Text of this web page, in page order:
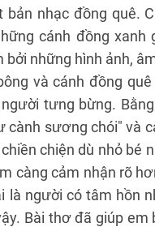
nhạc đồng quê.
cánh đồng
những hình ảnh,
và cánh đồng
tưng bừng.
cành sương chói" và
chiện dù nhỏ bé
càng cảm nhận rõ
là người có tâm hồn
Bài thơ đã giúp